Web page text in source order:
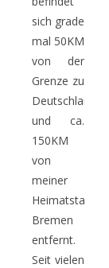
sich grade
mal 50KM
von der
Grenze zu
Deutschland
und ca.
150KM
von
meiner
Heimatstadt
Bremen
entfernt.
Seit vielen